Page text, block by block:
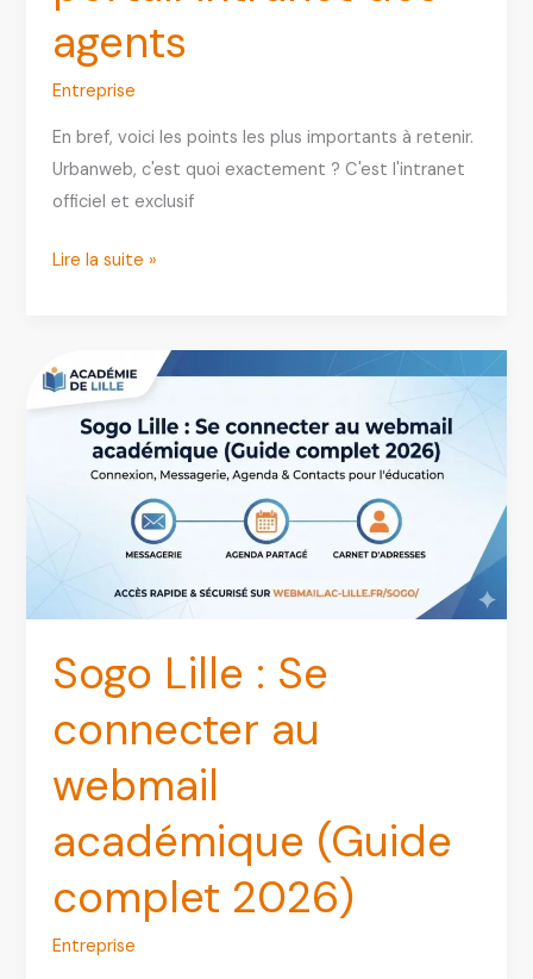
agents
Entreprise
En bref, voici les points les plus importants à retenir.
Urbanweb, c'est quoi exactement ? C'est l'intranet
officiel et exclusif
Urbanweb
savoir
portail
Lire la suite »
Sogo Lille : Se
connecter au
webmail
académique (Guide
complet 2026)
Entreprise